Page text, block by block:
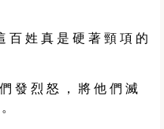
百 姓 真 是 硬 著 頸 項 的
發 烈 怒 ， 將 他 們 滅